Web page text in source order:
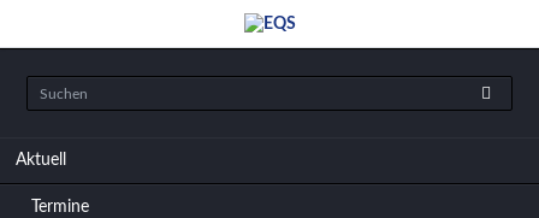
Navigation
Aktuell
Termine